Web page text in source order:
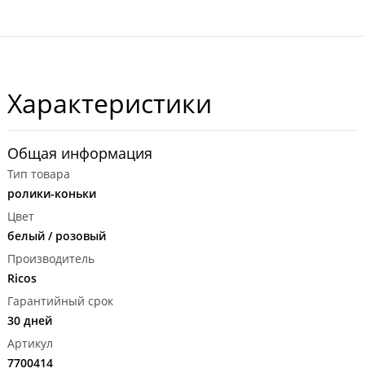
Характеристики
Общая информация
Тип товара
ролики-коньки
Цвет
белый / розовый
Производитель
Ricos
Гарантийный срок
30 дней
Артикул
7700414